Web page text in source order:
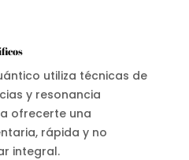
utiliza técnicas de
y resonancia
ofrecerte una
rápida y no
integral.